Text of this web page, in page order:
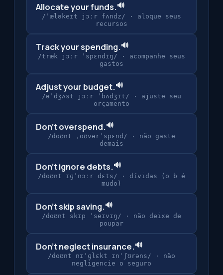
Allocate your funds.🔊
/ˈæləkeɪt jɔːr fʌndz/ · aloque seus
recursos
Track your spending.🔊
/træk jɔːr ˈspɛndɪŋ/ · acompanhe seus
gastos
Adjust your budget.🔊
/əˈdʒʌst jɔːr ˈbʌdʒɪt/ · ajuste seu
orçamento
Don't overspend.🔊
/doʊnt ˌoʊvərˈspɛnd/ · não gaste
demais
Don't ignore debts.🔊
/doʊnt ɪɡˈnɔːr dɛts/ · dívidas (o b é
mudo)
Don't skip saving.🔊
/doʊnt skɪp ˈseɪvɪŋ/ · não deixe de
poupar
Don't neglect insurance.🔊
/doʊnt nɪˈɡlɛkt ɪnˈʃʊrəns/ · não
negligencie o seguro